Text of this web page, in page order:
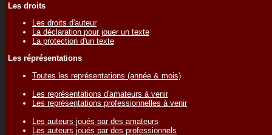
Les droits
Les droits d'auteur
La déclaration pour jouer un texte
La protection d'un texte
Les réprésentations
Toutes les représentations (année & mois)
Les représentations d'amateurs à venir
Les représentations professionnelles à venir
Les auteurs joués par des amateurs
Les auteurs joués par des professionnels